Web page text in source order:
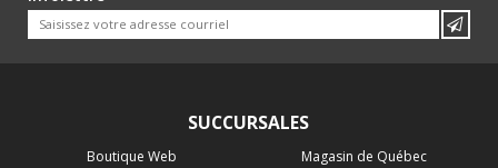
SUCCURSALES
Boutique Web
Magasin de Québec